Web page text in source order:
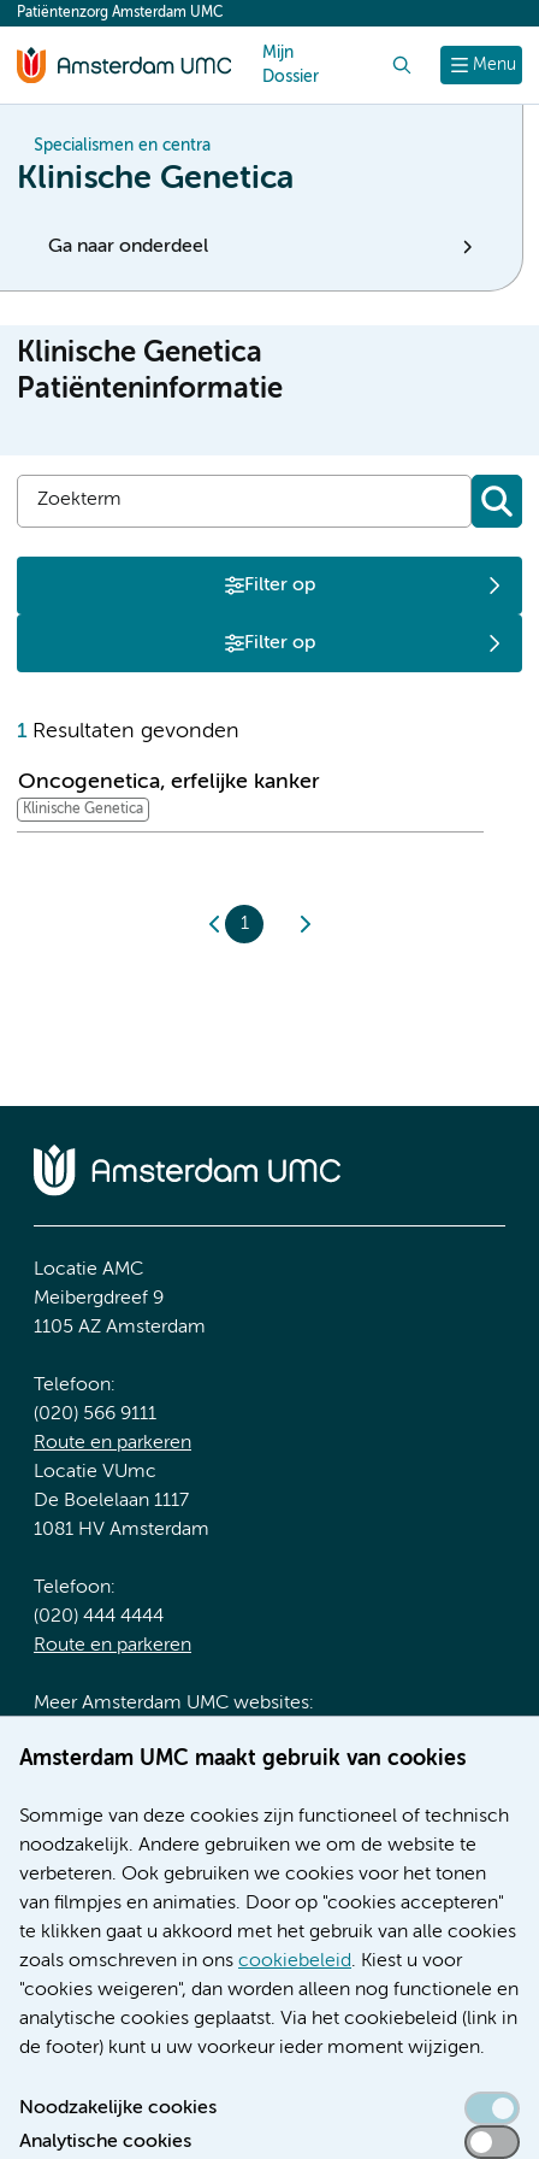
content
Amsterdam UMC maakt gebruik van cookies
Sommige van deze cookies zijn functioneel of technisch
noodzakelijk. Andere gebruiken we om de website te
verbeteren. Ook gebruiken we cookies voor het tonen
van filmpjes en animaties. Door op "cookies accepteren"
te klikken gaat u akkoord met het gebruik van alle cookies
zoals omschreven in ons cookiebeleid. Kiest u voor
"cookies weigeren", dan worden alleen nog functionele en
analytische cookies geplaatst. Via het cookiebeleid (link in
de footer) kunt u uw voorkeur ieder moment wijzigen.
Noodzakelijke cookies
Analytische cookies
Menu
Patiëntenzorg Amsterdam UMC
Mijn
Dossier
Specialismen en centra
Klinische Genetica
Ga naar onderdeel
Klinische Genetica
Patiënteninformatie
Filter op
Filter op
1Resultaten gevonden
Oncogenetica, erfelijke kanker
Klinische Genetica
1
Locatie AMC
Meibergdreef 9
1105 AZ Amsterdam
Telefoon:
(020) 566 9111
Route en parkeren
Locatie VUmc
De Boelelaan 1117
1081 HV Amsterdam
Telefoon:
(020) 444 4444
Route en parkeren
Meer Amsterdam UMC websites:
Werken bij Amsterdam UMC
Nieuws
Research
Educatie locatie AMC
Educatie locatie VUmc
Verwijzen & diagnostiek
Toegankelijkheidsverklaring